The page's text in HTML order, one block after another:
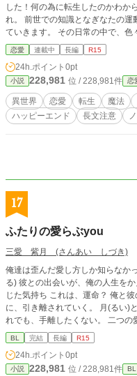
した！何の為に転生したのかわか
れ。 前世での知識となぎなたの
ていきます。 その日常の中で、
ラとして生きていくことを決意す
が魔王を倒して欲しいと懇願され
人。ビオラを愛してくれる人愛し
が交差しながらその日はやってくる。 分岐点があります。 ENDは3パ
用意中です。
恋愛 連載中 長編 R15
24h.ポイント 0pt
小説 228,981 位 / 228,981件 恋
異世界 恋愛 転生 魔法
ハッピーエンド
長文注意
17
ふたりの愛らぶyou
三愛 紫月 (さんあい しづき)
俺達は歪んだ愛し方しか知らなかった。 月(るい)の隣に引っ越してき
る) 彼との出会いが、俺の人生をかえていく。 初めて芽生えた気持ち 初めて感
じた気持ち これは、運命？ 俺と彼の視点で描く物語。 繋がり合おうとする度
に、引き離されていく。 月(るい)と星(ひかる)の中にある二つの愛(きもち)。 そ
れでも、手離したくない。 二つの愛。 化け物に喰われそうになる度、助けてく
れたのは、いつも、君だった。 どれだけ、遠回りしても ずっと別の人を愛して
いても 俺には、君が必要で 僕には、君が必要で 俺は、君と生きていける？ 僕
は、君と生きていける？ 俺は、君の隣で生きていきたい。 僕は、君の隣で生き
ていきたい。 歪んだ愛に翻弄されて生きていく二人の物語。 それでも、幸せに
BL 完結 長編 R15
24h.ポイント 0pt
小説 228,981 位 / 228,981件 BL